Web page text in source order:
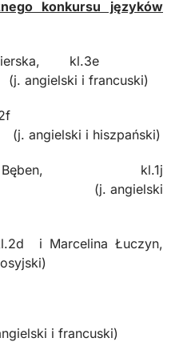
konkursu języków
kl.3e
i francuski)
kl. 2f
i hiszpański)
kl.1j
i Marcelina Łuczyn,
i francuski)